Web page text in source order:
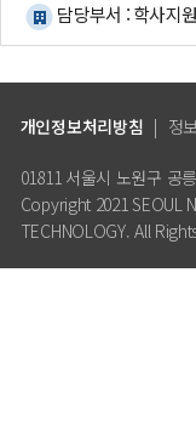
담당부서 : 학사지
개인정보처리방침 | 정
01811 서울시 노원구 공
Copyright 2021 SEOUL
TECHNOLOGY. All